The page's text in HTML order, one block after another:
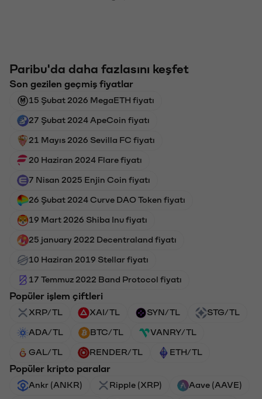
Paribu'da daha fazlasını keşfet
Son gezilen geçmiş fiyatlar
15 Şubat 2026 MegaETH fiyatı
27 Şubat 2024 ApeCoin fiyatı
21 Mayıs 2026 Sevilla FC fiyatı
20 Haziran 2024 Flare fiyatı
7 Nisan 2025 Enjin Coin fiyatı
26 Şubat 2024 Curve DAO Token fiyatı
19 Mart 2026 Shiba Inu fiyatı
25 january 2022 Decentraland fiyatı
10 Haziran 2019 Stellar fiyatı
17 Temmuz 2022 Band Protocol fiyatı
Popüler işlem çiftleri
XRP/TL XAI/TL SYN/TL STG/TL
ADA/TL BTC/TL VANRY/TL
GAL/TL RENDER/TL ETH/TL
Popüler kripto paralar
Ankr (ANKR) Ripple (XRP) Aave (AAVE)